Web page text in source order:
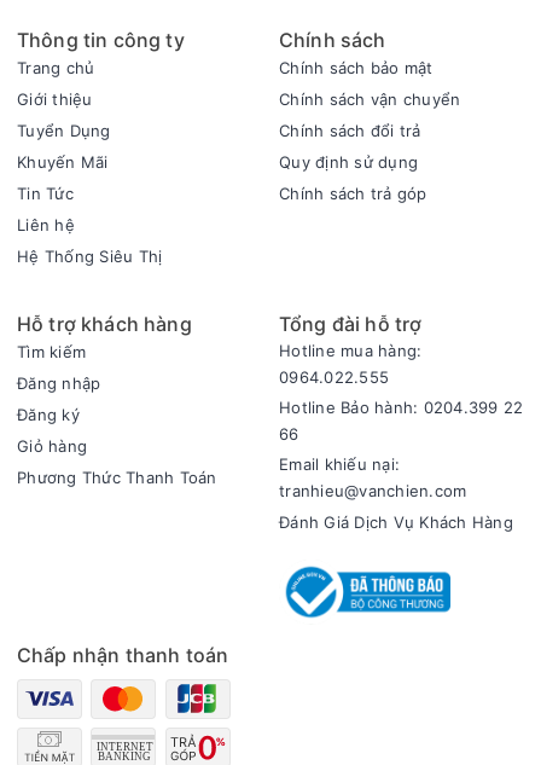
Kích thước, trọng lượng: Ngang 33.5 cm - Cao 33 cm - Sâu
33.5 cm5.8 kg
Hãng Kangaroo
Thông tin công ty
Trang chủ
Giới thiệu
Tuyển Dụng
Khuyến Mãi
Tin Tức
Liên hệ
Hệ Thống Siêu Thị
Chính sách
Chính sách bảo mật
Chính sách vận chuyển
Chính sách đổi trả
Quy định sử dụng
Chính sách trả góp
Hỗ trợ khách hàng
Tìm kiếm
Đăng nhập
Đăng ký
Giỏ hàng
Phương Thức Thanh Toán
Tổng đài hỗ trợ
Hotline mua hàng:
0964.022.555
Hotline Bảo hành: 0204.399 22
66
Email khiếu nại:
tranhieu@vanchien.com
Đánh Giá Dịch Vụ Khách Hàng
Chấp nhận thanh toán